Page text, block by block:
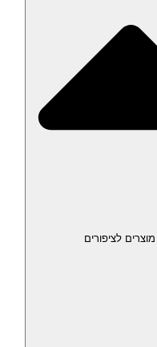
לציפורים